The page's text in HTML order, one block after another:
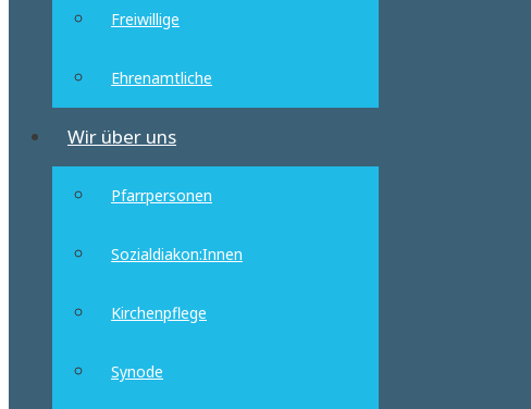
Freiwillige
Ehrenamtliche
Wir über uns
Pfarrpersonen
Sozialdiakon:Innen
Kirchenpflege
Synode